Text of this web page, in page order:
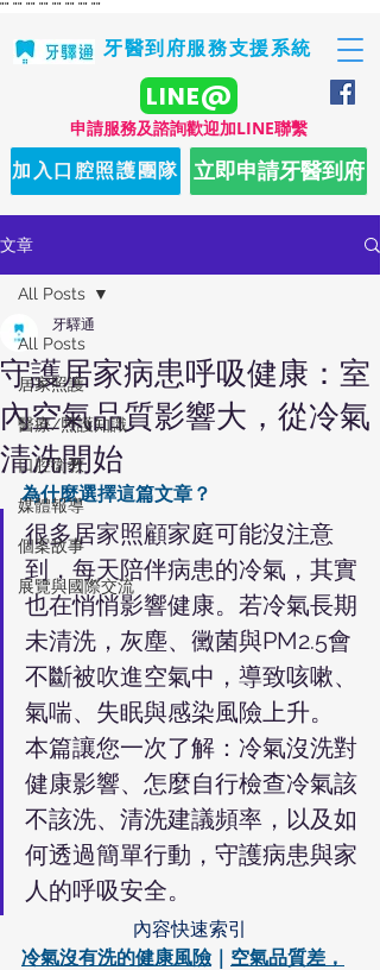
"" "" "" "" "" "" "" ""
牙醫到府服務支援系統
​申請服務及諮詢歡迎加LINE聯繫
LINE@
立即申請牙醫到府
加入口腔照護團隊
文章
All Posts
居家照護
醫療/照護知識
口腔衛教
媒體報導
個案故事
展覽與國際交流
All Posts
守護居家病患呼吸健康：室
內空氣品質影響大，從冷氣
清洗開始
牙驛通
為什麼選擇這篇文章？
很多居家照顧家庭可能沒注意
到，每天陪伴病患的冷氣，其實
也在悄悄影響健康。若冷氣長期
未清洗，灰塵、黴菌與PM2.5會
不斷被吹進空氣中，導致咳嗽、
氣喘、失眠與感染風險上升。
本篇讓您一次了解：冷氣沒洗對
健康影響、怎麼自行檢查冷氣該
不該洗、清洗建議頻率，以及如
何透過簡單行動，守護病患與家
人的呼吸安全。
內容快速索引
冷氣沒有洗的健康風險 ｜ 空氣品質差，